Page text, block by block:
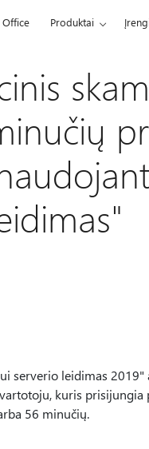
Office Produktai
serverio leidimas
kuris
56 minučių.